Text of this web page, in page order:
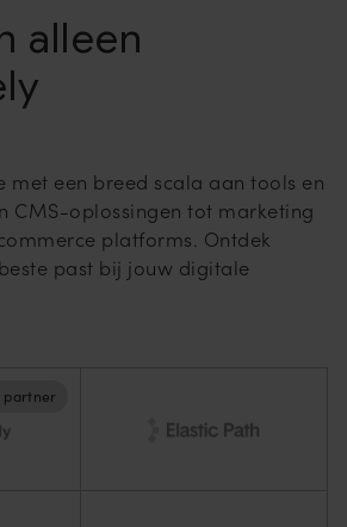
alleen
met een breed scala aan tools en
CMS-oplossingen tot marketing
platforms. Ontdek
past bij jouw digitale
partner